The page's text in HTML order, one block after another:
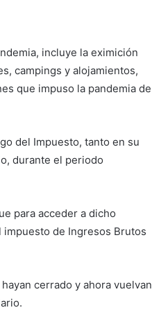
incluye la eximición
campings y alojamientos,
que impuso la pandemia de
del Impuesto, tanto en su
durante el periodo
para acceder a dicho
de Ingresos Brutos
cerrado y ahora vuelvan